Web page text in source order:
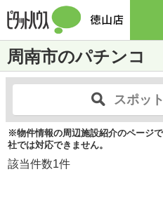
周南市のパチンコ
スポッ
※物件情報の周辺施設紹介のページ
社では対応できません。
該当件数1件